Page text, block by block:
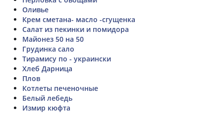
Оливье
Крем сметана- масло -сгущенка
Салат из пекинки и помидора
Майонез 50 на 50
Грудинка сало
Тирамису по - украински
Хлеб Дарница
Плов
Котлеты печеночные
Белый лебедь
Измир кюфта